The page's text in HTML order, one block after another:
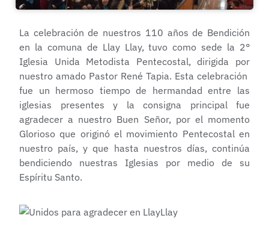
La celebración de nuestros 110 años de Bendición
en la comuna de Llay Llay, tuvo como sede la 2°
Iglesia Unida Metodista Pentecostal, dirigida por
nuestro amado Pastor René Tapia. Esta celebración
fue un hermoso tiempo de hermandad entre las
iglesias presentes y la consigna principal fue
agradecer a nuestro Buen Señor, por el momento
Glorioso que originó el movimiento Pentecostal en
nuestro país, y que hasta nuestros días, continúa
bendiciendo nuestras Iglesias por medio de su
Espíritu Santo.